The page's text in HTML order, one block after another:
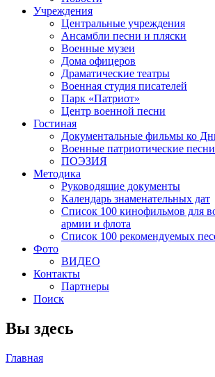
Учреждения
Центральные учреждения
Ансамбли песни и пляски
Военные музеи
Дома офицеров
Драматические театры
Военная студия писателей
Парк «Патриот»
Центр военной песни
Гостиная
Документальные фильмы ко
Военные патриотические песни
ПОЭЗИЯ
Методика
Руководящие документы
Календарь знаменательных дат
Список 100 кинофильмов для
армии и флота
Список 100 рекомендуемых
Фото
ВИДЕО
Контакты
Партнеры
Поиск
Вы здесь
Главная